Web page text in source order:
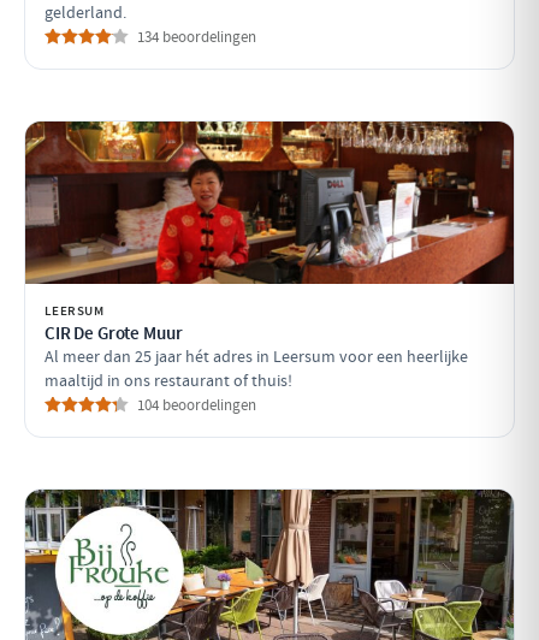
gelderland.
134 beoordelingen
LEERSUM
CIR De Grote Muur
Al meer dan 25 jaar hét adres in Leersum voor een heerlijke
maaltijd in ons restaurant of thuis!
104 beoordelingen